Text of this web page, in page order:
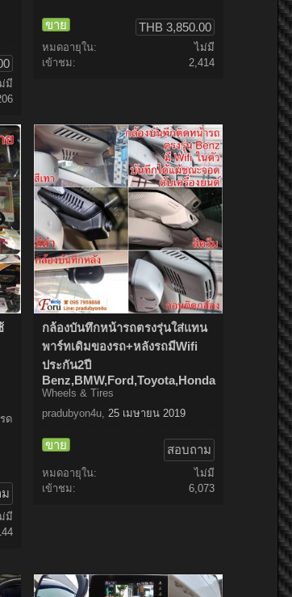
มี
ขาย THB 3,850.00
หมดอายุใน:
ไม่มี
เข้าชม:
2,414
ด
มี
กล้องบันทึกหน้ารถตรงรุ่นใส่แทน
พาร์ทเดิมของรถ+หลังรถมีWifi
ประกัน2ปี
Benz,BMW,Ford,Toyota,Honda
Wheels & Tires
pradubyon4u 25 เมษายน 2019
ขาย สอบถาม
หมดอายุใน:
ไม่มี
เข้าชม:
6,073